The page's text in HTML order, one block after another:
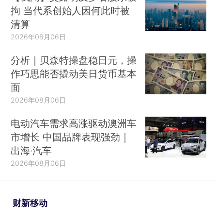
拘 当代系创始人因何此时被
清算
2026年08月06日
分析｜贝森特操盘稳日元，操
作巧思能否撬动美日货币基本
面
2026年08月06日
电动汽车需求高涨驱动澳洲车
市增长 中国品牌表现强劲｜
出海·汽车
2026年08月06日
财新移动